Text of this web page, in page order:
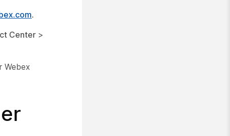
.
Center >
Webex